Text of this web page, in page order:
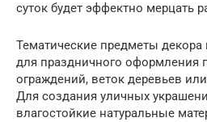
суток будет эффектно мерцать
Тематические предметы
для праздничного оформления
ограждений, веток деревьев
Для создания уличных
влагостойкие натуральные